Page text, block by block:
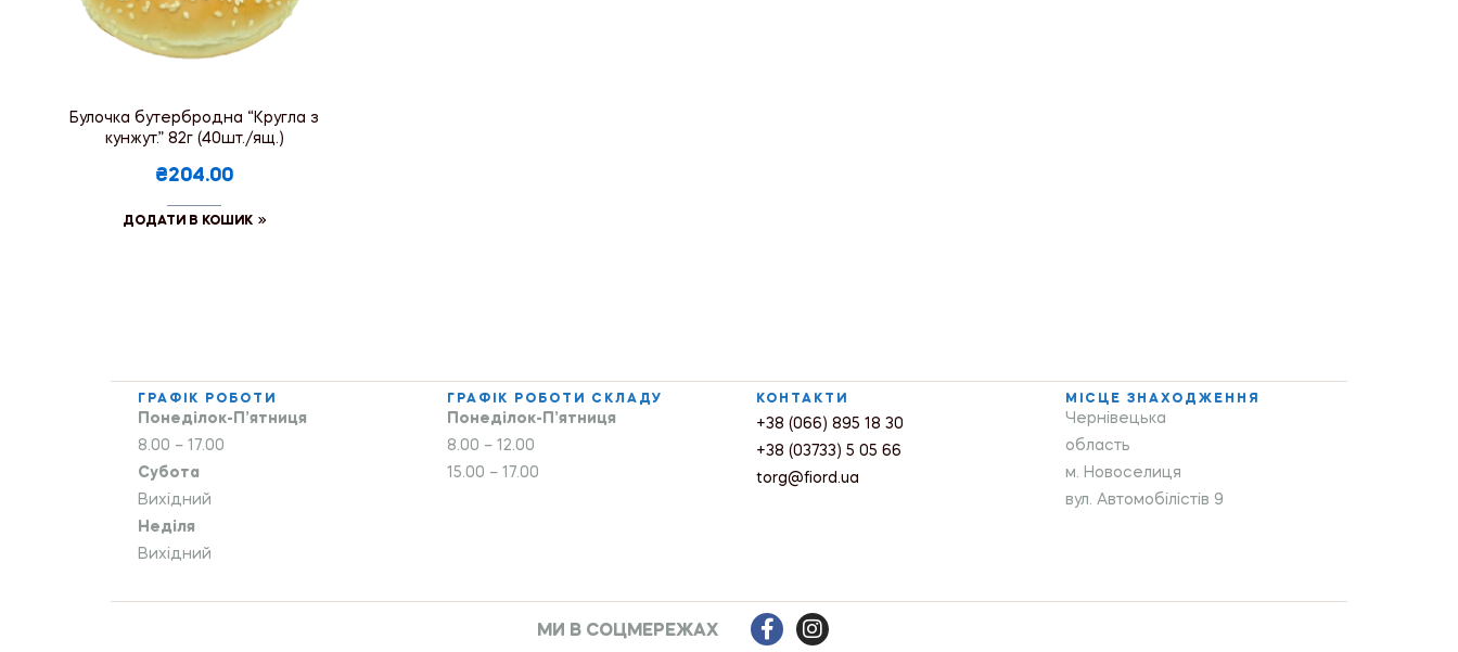
Булочка бутербродна “Кругла з
кунжут.” 82г (40шт./ящ.)
₴204.00
ДОДАТИ В КОШИК
ГРАФІК РОБОТИ
Понеділок-П’ятниця
8.00 – 17.00
Субота
Вихідний
Неділя
Вихідний
ГРАФІК РОБОТИ СКЛАДУ
Понеділок-П’ятниця
8.00 – 12.00
15.00 – 17.00
КОНТАКТИ
+38 (066) 895 18 30
+38 (03733) 5 05 66
torg@fiord.ua
МІСЦЕ ЗНАХОДЖЕННЯ
Чернівецька
область
м. Новоселиця
вул. Автомобілістів 9
МИ В СОЦМЕРЕЖАХ